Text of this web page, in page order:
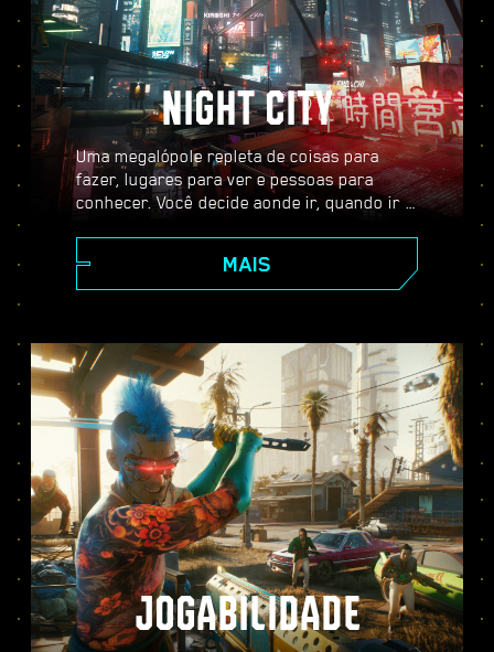
NIGHT CITY
Uma megalópole repleta de coisas para
fazer, lugares para ver e pessoas para
conhecer. Você decide aonde ir, quando ir e
territórios das Terras Baldias, Night City
está repleta de segredos por descobrir.
MAIS
JOGABILIDADE